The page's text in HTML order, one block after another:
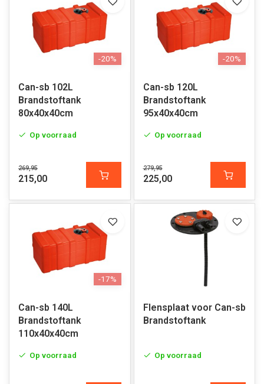
-20%
Can-sb 102L
Brandstoftank
80x40x40cm
Op voorraad
269,95
215,00
-20%
Can-sb 120L
Brandstoftank
95x40x40cm
Op voorraad
279,95
225,00
-17%
Can-sb 140L
Brandstoftank
110x40x40cm
Op voorraad
Flensplaat voor Can-sb
Brandstoftank
Op voorraad